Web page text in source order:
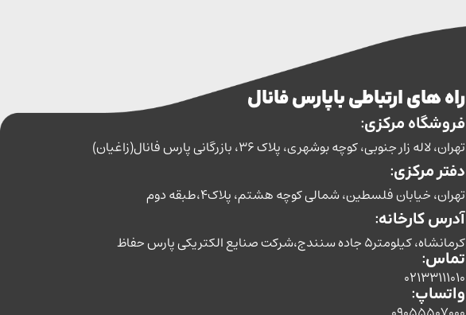
راه های ارتباطی با پارس فانال
فروشگاه مرکزی:
تهران، لاله زار جنوبی، کوچه بوشهری، پلاک 36، بازرگانی پارس فانال(زاغیان)
دفتر مرکزی:
تهران، خیابان فلسطین، شمالی کوچه هشتم، پلاک4،طبقه دوم
آدرس کارخانه:
کرمانشاه، کیلومتر5 جاده سنندج،شرکت صنایع الکتریکی پارس حفاظ
تماس:
02133111010
واتساپ: